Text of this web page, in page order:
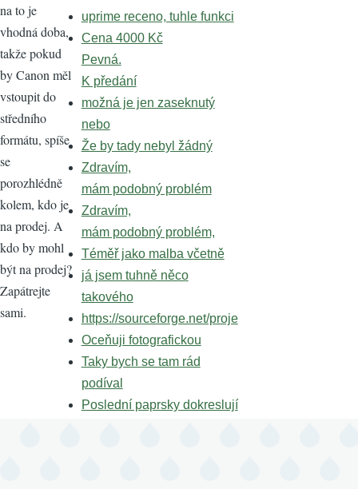
na to je
vhodná doba,
takže pokud
by Canon měl
vstoupit do
středního
formátu, spíše
se
porozhlédně
kolem, kdo je
na prodej. A
kdo by mohl
být na prodej?
Zapátrejte
sami.
uprime receno, tuhle funkci
Cena 4000 Kč
Pevná.
K předání
možná je jen zaseknutý
nebo
Že by tady nebyl žádný
Zdravím,
mám podobný problém
Zdravím,
mám podobný problém,
Téměř jako malba včetně
já jsem tuhně něco
takového
https://sourceforge.net/proje
Oceňuji fotografickou
Taky bych se tam rád
podíval
Poslední paprsky dokreslují